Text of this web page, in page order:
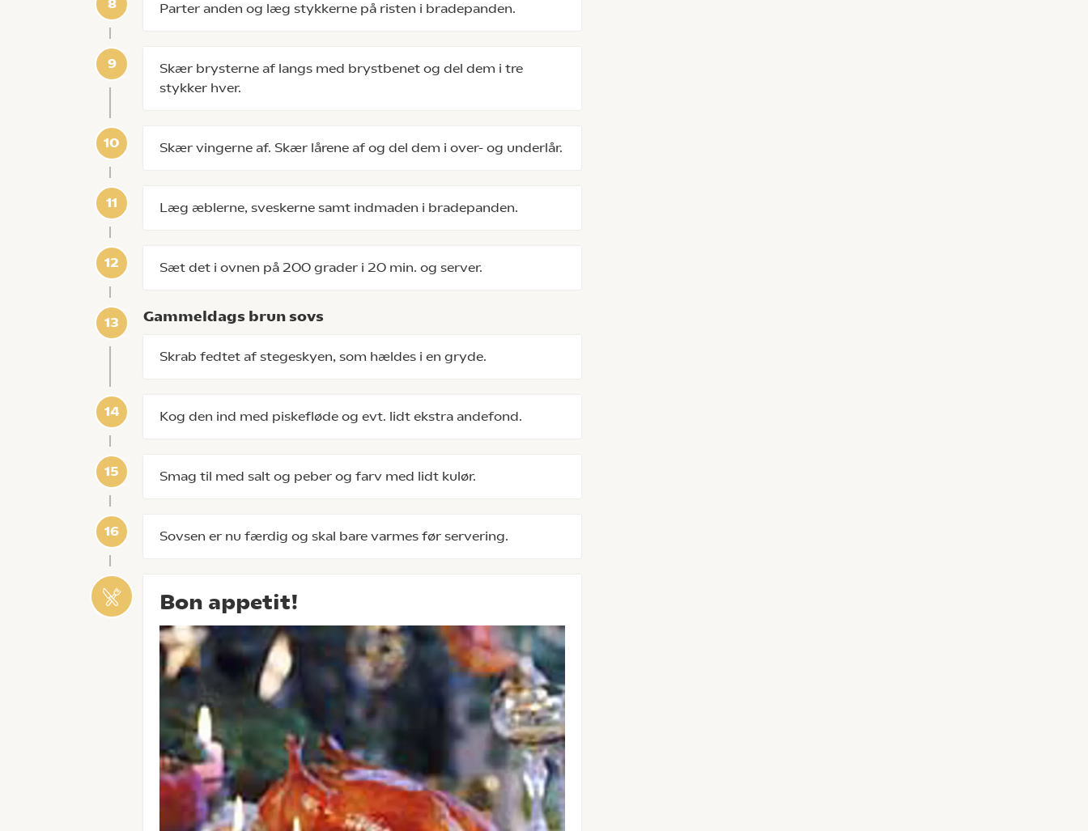
Parter anden og læg stykkerne på risten i bradepanden.
Skær brysterne af langs med brystbenet og del dem i tre
stykker hver.
Skær vingerne af. Skær lårene af og del dem i over- og underlår.
Læg æblerne, sveskerne samt indmaden i bradepanden.
Sæt det i ovnen på 200 grader i 20 min. og server.
Gammeldags brun sovs
Skrab fedtet af stegeskyen, som hældes i en gryde.
Kog den ind med piskefløde og evt. lidt ekstra andefond.
Smag til med salt og peber og farv med lidt kulør.
Sovsen er nu færdig og skal bare varmes før servering.
Bon appetit!